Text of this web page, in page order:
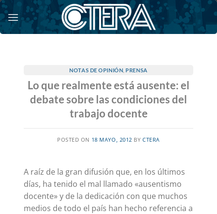
Saltar
al
contenido
NOTAS DE OPINIÓN ,PRENSA
Lo que realmente está ausente: el
debate sobre las condiciones del
trabajo docente
POSTED ON 18 MAYO, 2012 BYCTERA
A raíz de la gran difusión que, en los últimos
días, ha tenido el mal llamado «ausentismo
docente» y de la dedicación con que muchos
medios de todo el país han hecho referencia a